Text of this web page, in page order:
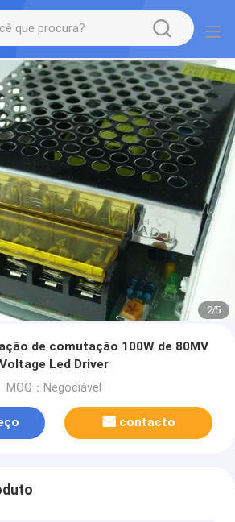
2/5
de comutação 100W de 80MV
Led Driver
MOQ：Negociável
contacto